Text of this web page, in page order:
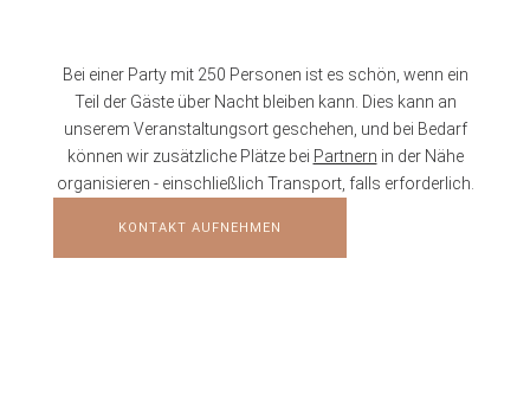
Bei einer Party mit 250 Personen ist es schön, wenn ein
Teil der Gäste über Nacht bleiben kann. Dies kann an
unserem Veranstaltungsort geschehen, und bei Bedarf
können wir zusätzliche Plätze bei Partnern in der Nähe
organisieren - einschließlich Transport, falls erforderlich.
KONTAKT AUFNEHMEN